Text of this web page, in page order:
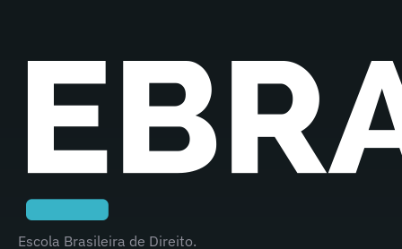
Escola Brasileira de Direito.